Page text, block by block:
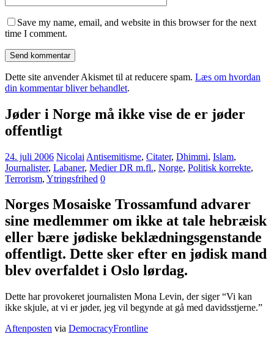
Save my name, email, and website in this browser for the next
time I comment.
Dette site anvender Akismet til at reducere spam. Læs om hvordan
din kommentar bliver behandlet.
Jøder i Norge må ikke vise de er jøder
offentligt
24. juli 2006 Nicolai Antisemitisme, Citater, Dhimmi, Islam,
Journalister, Labaner, Medier DR m.fl., Norge, Politisk korrekte,
Terrorism, Ytringsfrihed 0
Norges Mosaiske Trossamfund advarer
sine medlemmer om ikke at tale hebræisk
eller bære jødiske beklædningsgenstande
offentligt. Dette sker efter en jødisk mand
blev overfaldet i Oslo lørdag.
Dette har provokeret journalisten Mona Levin, der siger “Vi kan
ikke skjule, at vi er jøder, jeg vil begynde at gå med davidsstjerne.”
Aftenposten via DemocracyFrontline